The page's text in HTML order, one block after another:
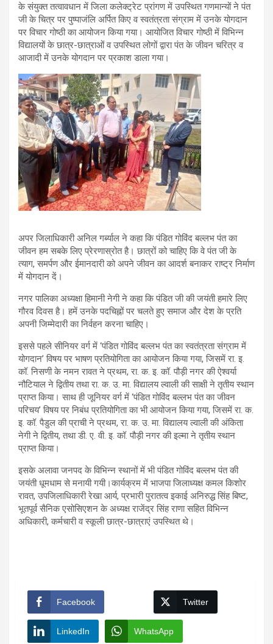
के संयुक्त तत्वावधान में जिला कलेक्ट्रेट प्रांगण में उपस्थित गणमान्यों ने पंत
जी के चित्र पर पुष्पाजंलि अर्पित किए व स्वतंत्रता संग्राम में उनके योगदान
पर विचार गोष्ठी का आयोजन किया गया। आयोजित विचार गोष्ठी में विभिन्न
विद्यालयों के छात्र-छात्राओं व उपस्थित लोगों द्वारा पंत के जीवन चरित्र व
आजादी में उनके योगदान पर प्रकाश डाला गया।
अपर जिलाधिकारी अनिल गर्ब्याल ने कहा कि पंडित गोविंद बल्लभ पंत का
जीवन हम सबके लिए प्रेरणास्रोत है। छात्रों को चाहिए कि वे पंत जी के
त्याग, समर्पण और ईमानदारी को अपने जीवन का आदर्श बनाकर राष्ट्र निर्माण
में योगदान दें।
नगर पालिका अध्यक्षा हिमानी नेगी ने कहा कि पंडित जी की जयंती हमारे लिए
गौरव दिवस है। हमें उनके पदचिह्नों पर चलते हुए समाज और देश के प्रति
अपनी जिम्मेदारी का निर्वहन करना चाहिए।
इससे पहले सीनियर वर्ग में ‘पंडित गोविंद बल्लभ पंत का स्वतंत्रता संग्राम में
योगदान’ विषय पर भाषण प्रतियोगिता का आयोजन किया गया, जिसमें रा. इ.
कॉ. निसणी के नमन रावत ने प्रथम, रा. क. इ. कॉ. पौड़ी नगर की ऐश्वर्या
नौटियाल ने द्वितीय तथा रा. क. उ. मा. विद्यालय ल्वाली की साक्षी ने तृतीय स्थान
प्राप्त किया। साथ ही जूनियर वर्ग में ‘पंडित गोविंद बल्लभ पंत का जीवन
परिचय’ विषय पर निबंध प्रतियोगिता का भी आयोजन किया गया, जिसमें रा. क.
इ. कॉ. पैडुल की प्राची ने प्रथम, रा. क. उ. मा. विद्यालय ल्वाली की अंकिता
नेगी ने द्वितीय, तथा डी. ए. वी. इ. कॉ. पौड़ी नगर की इल्मा ने तृतीय स्थान
प्राप्त किया।
इसके अलावा जनपद के विभिन्न स्थानों में भी पंडित गोविंद बल्लभ पंत की
जयंती धूमधाम से मनायी गयी।कार्यक्रम में भाजपा जिलाध्यक्ष कमल किशोर
रावत, उपजिलाधिकारी रेखा आर्य, प्रभारी पुरातत्व इकाई अनिरुद्ध सिंह बिष्ट,
भूतपूर्व सैनिक एसोसिएशन के अध्यक्ष राजेंद्र सिंह राणा सहित विभिन्न
अधिकारी, कर्मचारी व स्कूली छात्र-छात्राएं उपस्थित थे।
Facebook Twitter
LinkedIn WhatsApp